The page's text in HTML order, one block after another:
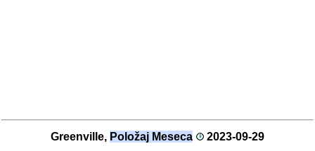
Greenville, Položaj Meseca
2023-09-29